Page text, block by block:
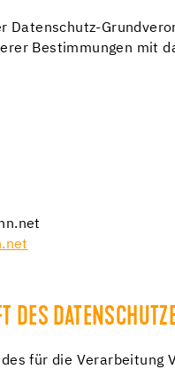
Datenschutz-
Bestimmungen mit
für die Verarbeitung